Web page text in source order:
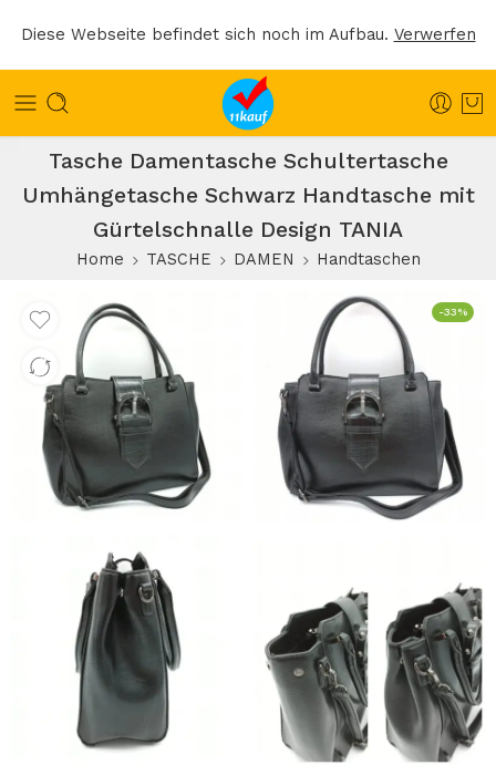
Diese Webseite befindet sich noch im Aufbau. Verwerfen
Tasche Damentasche Schultertasche
Umhängetasche Schwarz Handtasche mit
Gürtelschnalle Design TANIA
Home TASCHE DAMEN Handtaschen
-33%